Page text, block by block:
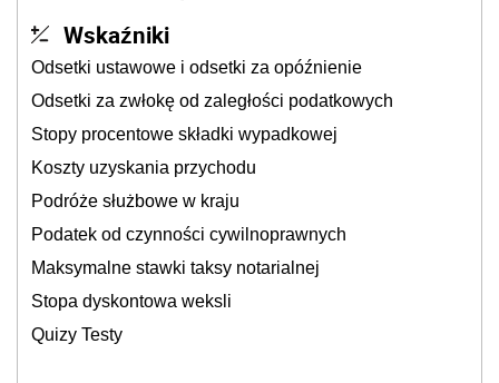
Wskaźniki
Odsetki ustawowe i odsetki za opóźnienie
Odsetki za zwłokę od zaległości podatkowych
Stopy procentowe składki wypadkowej
Koszty uzyskania przychodu
Podróże służbowe w kraju
Podatek od czynności cywilnoprawnych
Maksymalne stawki taksy notarialnej
Stopa dyskontowa weksli
Quizy Testy